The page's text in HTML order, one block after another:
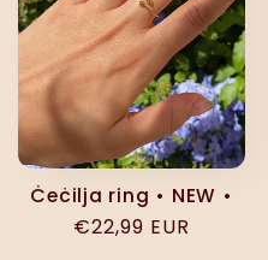
Ċeċilja ring • NEW •
Normál
€22,99 EUR